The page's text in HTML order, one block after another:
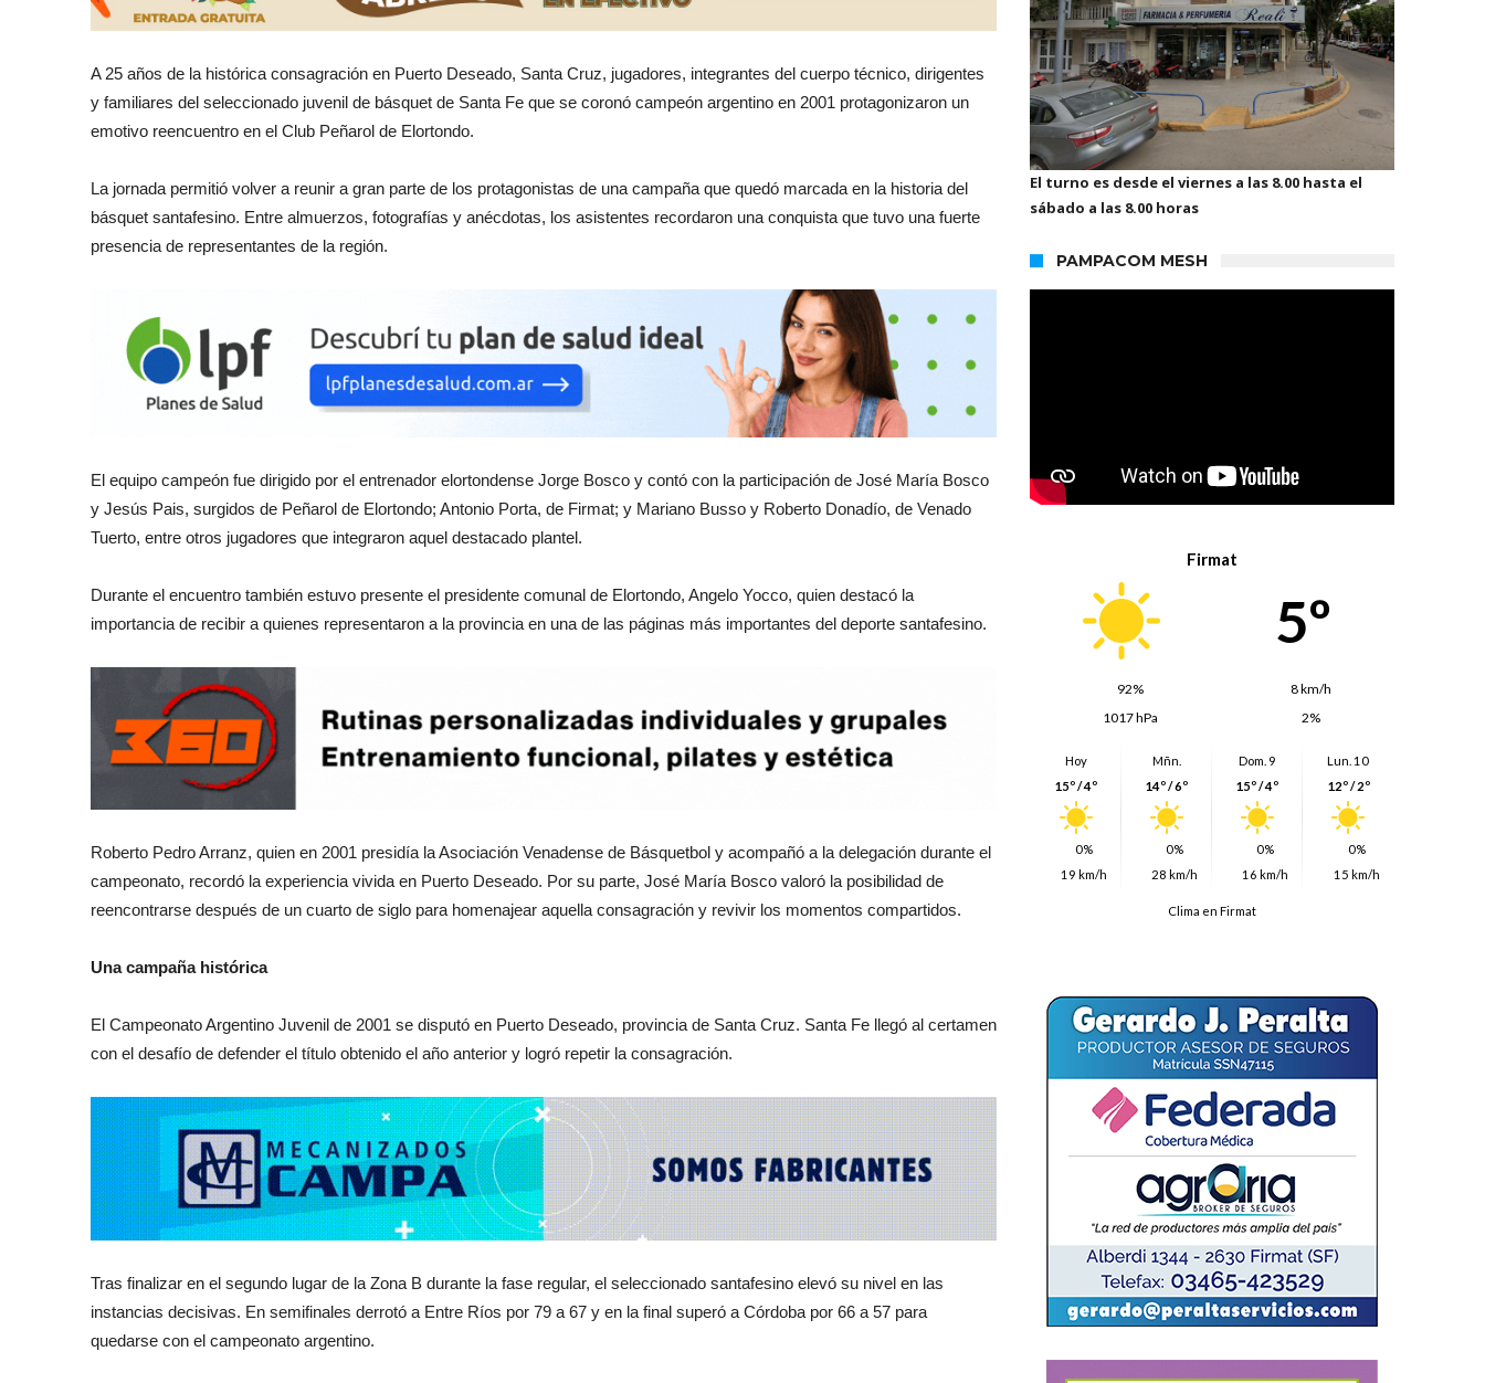
A 25 años de la histórica consagración en Puerto Deseado, Santa Cruz, jugadores, integrantes del cuerpo técnico, dirigentes
y familiares del seleccionado juvenil de básquet de Santa Fe que se coronó campeón argentino en 2001 protagonizaron un
emotivo reencuentro en el Club Peñarol de Elortondo.
La jornada permitió volver a reunir a gran parte de los protagonistas de una campaña que quedó marcada en la historia del
básquet santafesino. Entre almuerzos, fotografías y anécdotas, los asistentes recordaron una conquista que tuvo una fuerte
presencia de representantes de la región.
El equipo campeón fue dirigido por el entrenador elortondense Jorge Bosco y contó con la participación de José María Bosco
y Jesús Pais, surgidos de Peñarol de Elortondo; Antonio Porta, de Firmat; y Mariano Busso y Roberto Donadío, de Venado
Tuerto, entre otros jugadores que integraron aquel destacado plantel.
Durante el encuentro también estuvo presente el presidente comunal de Elortondo, Angelo Yocco, quien destacó la
importancia de recibir a quienes representaron a la provincia en una de las páginas más importantes del deporte santafesino.
Roberto Pedro Arranz, quien en 2001 presidía la Asociación Venadense de Básquetbol y acompañó a la delegación durante el
campeonato, recordó la experiencia vivida en Puerto Deseado. Por su parte, José María Bosco valoró la posibilidad de
reencontrarse después de un cuarto de siglo para homenajear aquella consagración y revivir los momentos compartidos.
Una campaña histórica
El Campeonato Argentino Juvenil de 2001 se disputó en Puerto Deseado, provincia de Santa Cruz. Santa Fe llegó al certamen
con el desafío de defender el título obtenido el año anterior y logró repetir la consagración.
Tras finalizar en el segundo lugar de la Zona B durante la fase regular, el seleccionado santafesino elevó su nivel en las
instancias decisivas. En semifinales derrotó a Entre Ríos por 79 a 67 y en la final superó a Córdoba por 66 a 57 para
quedarse con el campeonato argentino.
El turno es desde el viernes a las 8.00 hasta el
sábado a las 8.00 horas
PAMPACOM MESH
Firmat
5º
92%
8 km/h
1017 hPa
2%
Hoy
15º / 4º
0%
19 km/h
Mñn.
14º / 6º
0%
28 km/h
Dom. 9
15º / 4º
0%
16 km/h
Lun. 10
12º / 2º
0%
15 km/h
Clima en Firmat